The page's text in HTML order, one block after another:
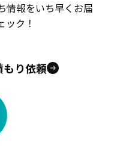
情報をいち早くお届
ク！
り依頼